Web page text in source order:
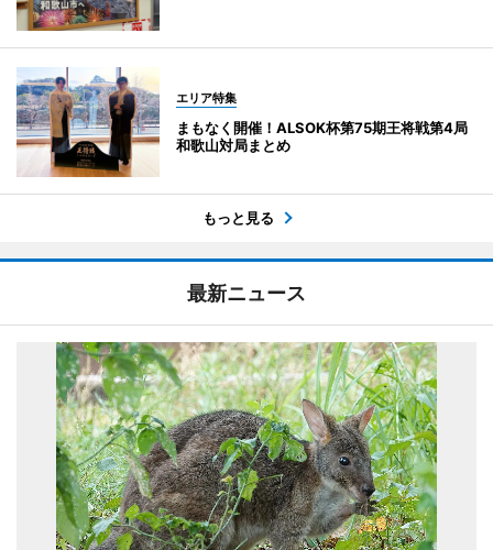
エリア特集
まもなく開催！ALSOK杯第75期王将戦第4局
和歌山対局まとめ
もっと見る
最新ニュース